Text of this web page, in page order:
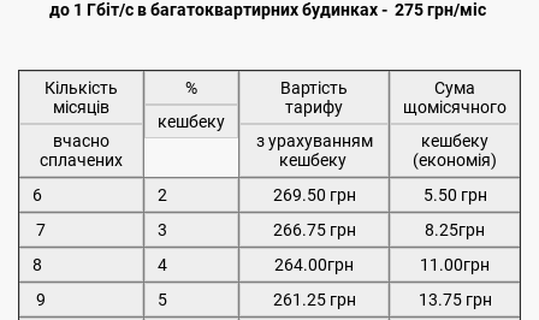
до 1 Гбіт/с в багатоквартирних будинках - 275 грн/міс
Кількість
місяців
вчасно
сплачених
%
кешбеку
Вартість
тарифу
з урахуванням
кешбеку
Сума
щомісячного
кешбеку
(економія)
6
2 269.50 грн
5.50 грн
7
3 266.75 грн
8.25грн
8
4 264.00грн
11.00грн
9
5 261.25 грн
13.75 грн